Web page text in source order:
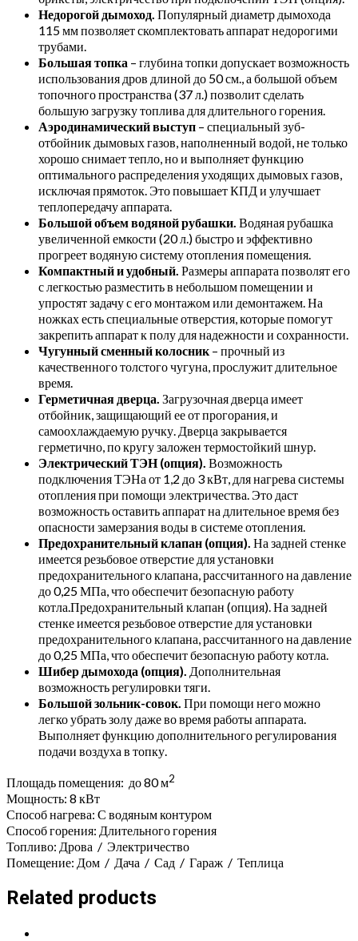
Недорогой дымоход. Популярный диаметр дымохода
115 мм позволяет скомплектовать аппарат недорогими
трубами.
Большая топка – глубина топки допускает возможность
использования дров длиной до 50 см., а большой объем
топочного пространства (37 л.) позволит сделать
большую загрузку топлива для длительного горения.
Аэродинамический выступ – специальный зуб-
отбойник дымовых газов, наполненный водой, не только
хорошо снимает тепло, но и выполняет функцию
оптимального распределения уходящих дымовых газов,
исключая прямоток. Это повышает КПД и улучшает
теплопередачу аппарата.
Большой объем водяной рубашки. Водяная рубашка
увеличенной емкости (20 л.) быстро и эффективно
прогреет водяную систему отопления помещения.
Компактный и удобный. Размеры аппарата позволят его
с легкостью разместить в небольшом помещении и
упростят задачу с его монтажом или демонтажем. На
ножках есть специальные отверстия, которые помогут
закрепить аппарат к полу для надежности и сохранности.
Чугунный сменный колосник – прочный из
качественного толстого чугуна, прослужит длительное
время.
Герметичная дверца. Загрузочная дверца имеет
отбойник, защищающий ее от прогорания, и
самоохлаждаемую ручку. Дверца закрывается
герметично, по кругу заложен термостойкий шнур.
Электрический ТЭН (опция). Возможность
подключения ТЭНа от 1,2 до 3 кВт, для нагрева системы
отопления при помощи электричества. Это даст
возможность оставить аппарат на длительное время без
опасности замерзания воды в системе отопления.
Предохранительный клапан (опция). На задней стенке
имеется резьбовое отверстие для установки
предохранительного клапана, рассчитанного на давление
до 0,25 МПа, что обеспечит безопасную работу
котла.Предохранительный клапан (опция). На задней
стенке имеется резьбовое отверстие для установки
предохранительного клапана, рассчитанного на давление
до 0,25 МПа, что обеспечит безопасную работу котла.
Шибер дымохода (опция). Дополнительная
возможность регулировки тяги.
Большой зольник-совок. При помощи него можно
легко убрать золу даже во время работы аппарата.
Выполняет функцию дополнительного регулирования
подачи воздуха в топку.
Площадь помещения: до 80 м2
Мощность: 8 кВт
Способ нагрева: С водяным контуром
Способ горения: Длительного горения
Топливо: Дрова / Электричество
Помещение: Дом / Дача / Сад / Гараж / Теплица
Related products